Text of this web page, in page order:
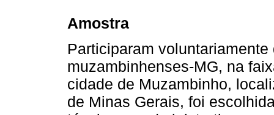
Amostra
Participaram
muzambinhenses-MG, na
cidade de Muzambinho,
de Minas Gerais, foi